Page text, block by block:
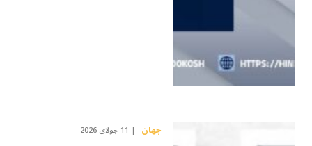
جهان 11 جولای 2026